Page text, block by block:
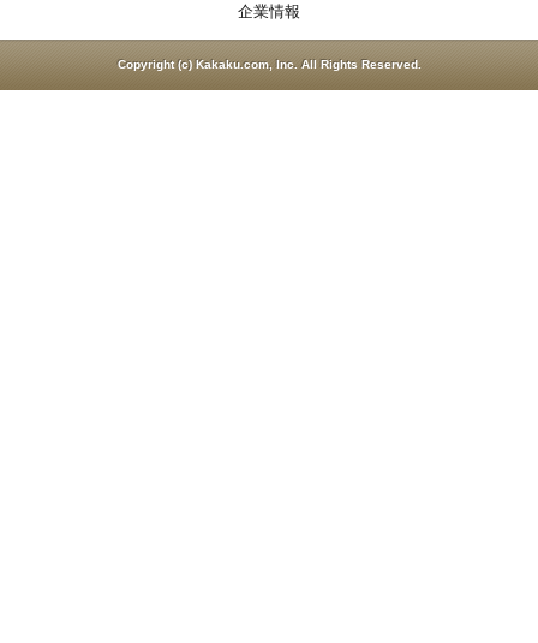
企業情報
Copyright (c) Kakaku.com, Inc. All Rights Reserved.